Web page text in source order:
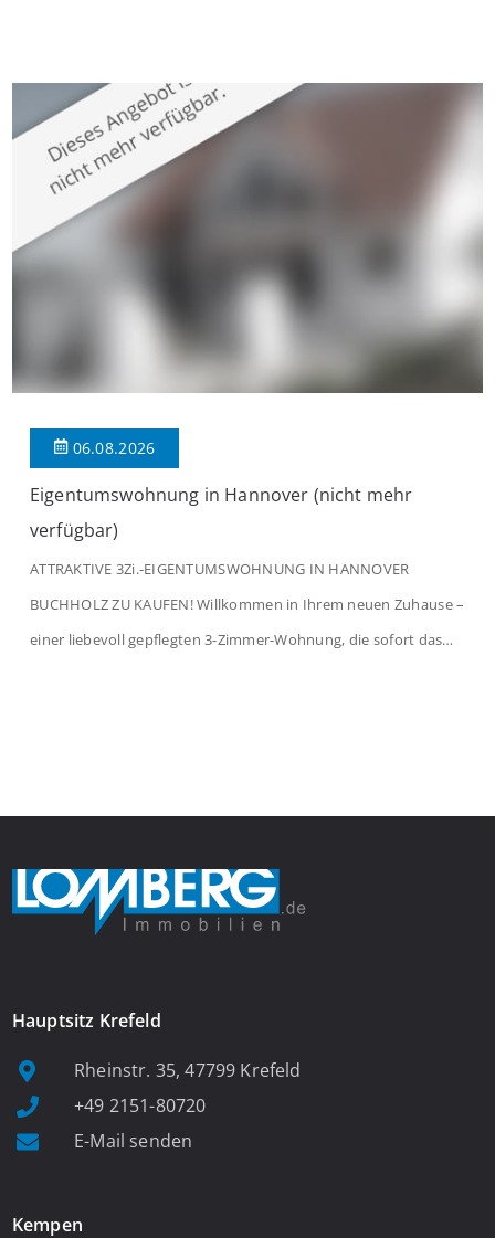
großzügige Räume und eine hochwertige Ausstattung, die
modernen Wohnkomfort mit einem stilvollen Ambiente
verbindet. Der […]
06.08.2026
Eigentumswohnung in Hannover (nicht mehr
verfügbar)
ATTRAKTIVE 3Zi.-EIGENTUMSWOHNUNG IN HANNOVER
BUCHHOLZ ZU KAUFEN! Willkommen in Ihrem neuen Zuhause –
einer liebevoll gepflegten 3-Zimmer-Wohnung, die sofort das
Hauptsitz Krefeld
Rheinstr. 35, 47799 Krefeld
+49 2151-80720
E-Mail senden
Kempen